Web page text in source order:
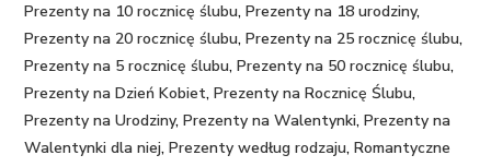
Prezenty na 10 rocznicę ślubu,Prezenty na 18 urodziny,
Prezenty na 20 rocznicę ślubu,Prezenty na 25 rocznicę ślubu,
Prezenty na 5 rocznicę ślubu,Prezenty na 50 rocznicę ślubu,
Prezenty na Dzień Kobiet,Prezenty na Rocznicę Ślubu,
Prezenty na Urodziny,Prezenty na Walentynki,Prezenty na
Walentynki dla niej,Prezenty według rodzaju,Romantyczne